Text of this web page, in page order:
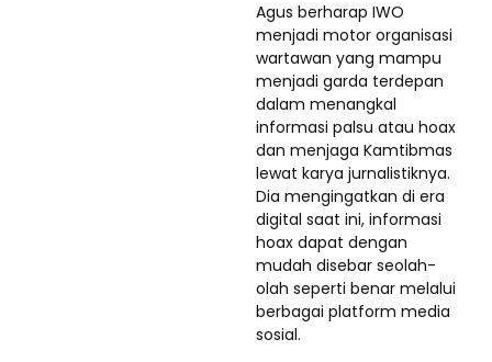
Agus berharap IWO
menjadi motor organisasi
wartawan yang mampu
menjadi garda terdepan
dalam menangkal
informasi palsu atau hoax
dan menjaga Kamtibmas
lewat karya jurnalistiknya.
Dia mengingatkan di era
digital saat ini, informasi
hoax dapat dengan
mudah disebar seolah-
olah seperti benar melalui
berbagai platform media
sosial.